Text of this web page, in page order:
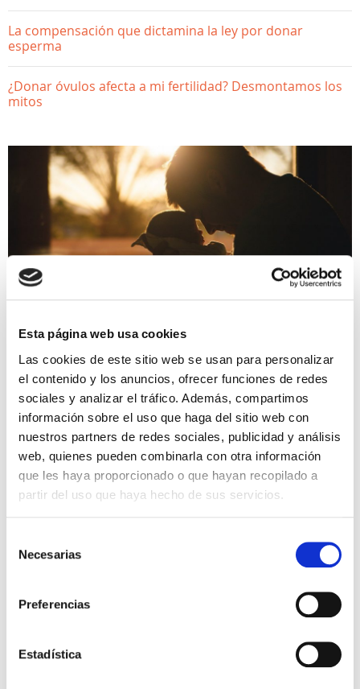
Esta página web usa cookies
Las cookies de este sitio web se usan para personalizar
el contenido y los anuncios, ofrecer funciones de redes
sociales y analizar el tráfico. Además, compartimos
información sobre el uso que haga del sitio web con
nuestros partners de redes sociales, publicidad y análisis
web, quienes pueden combinarla con otra información
que les haya proporcionado o que hayan recopilado a
partir del uso que haya hecho de sus servicios.
Necesarias
Preferencias
Estadística
La compensación que dictamina la ley por donar
esperma
¿Donar óvulos afecta a mi fertilidad? Desmontamos los
mitos
FERTILIDAD MASCULINA
Edad del padre y su efecto
en la fertilidad
En la actualidad, las personas retrasan la creación
de una familia por diversos motivos personales:
Con el fin de afianzar la vida laboral Por no
encontrar la pareja adecuada Plantearse […]
Leer más >